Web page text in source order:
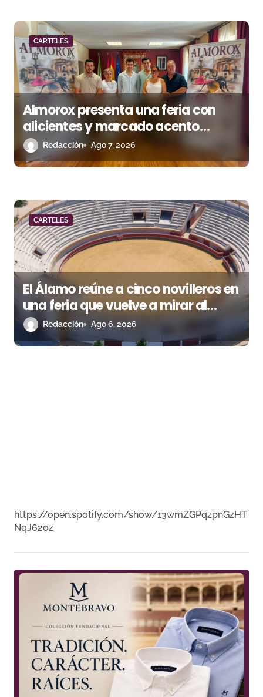
a
d
a
s
CARTELES
Almorox presenta una feria con
alicientes y marcado acento
toristaRedacción Ago 7, 2026
CARTELES
El Álamo reúne a cinco novilleros en
una feria que vuelve a mirar al
futuroRedacción Ago 6, 2026
https://open.spotify.com/show/13wmZGPqzpnGzHT
NqJ62oz